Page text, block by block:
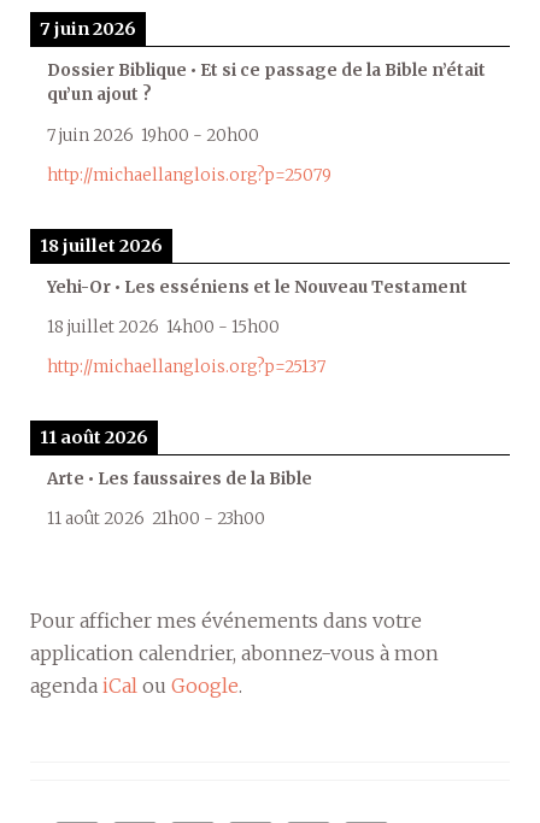
7 juin 2026
Dossier Biblique • Et si ce passage de la Bible n’était
qu’un ajout ?
7 juin 2026 19h00 - 20h00
http://michaellanglois.org?p=25079
18 juillet 2026
Yehi-Or • Les esséniens et le Nouveau Testament
18 juillet 2026 14h00 - 15h00
http://michaellanglois.org?p=25137
11 août 2026
Arte • Les faussaires de la Bible
11 août 2026 21h00 - 23h00
Pour afficher mes événements dans votre
application calendrier, abonnez-vous à mon
agenda iCal ou Google.